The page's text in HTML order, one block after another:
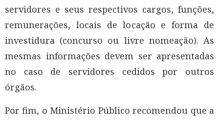
servidores e seus respectivos cargos, funções,
remunerações, locais de locação e forma de
investidura (concurso ou livre nomeação). As
mesmas informações devem ser apresentadas
no caso de servidores cedidos por outros
órgãos.
Por fim, o Ministério Público recomendou que a